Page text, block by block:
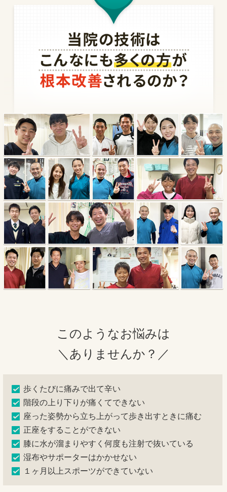
このようなお悩みは
＼ありませんか？／
歩くたびに痛みで出て辛い
階段の上り下りが痛くてできない
座った姿勢から立ち上がって歩き出すときに痛む
正座をすることができない
膝に水が溜まりやすく何度も注射で抜いている
湿布やサポーターはかかせない
１ヶ月以上スポーツができていない